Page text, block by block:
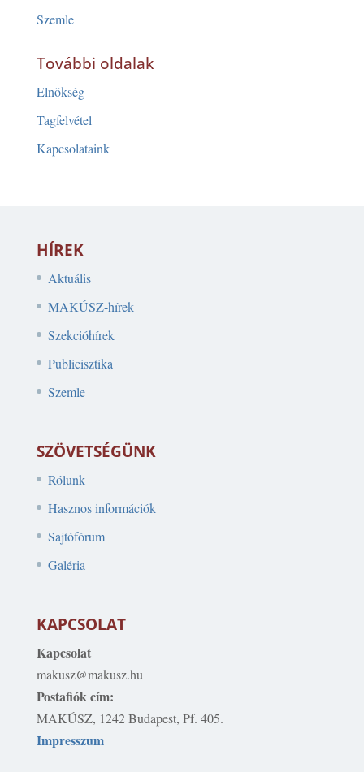
Szemle
További oldalak
Elnökség
Tagfelvétel
Kapcsolataink
HÍREK
Aktuális
MAKÚSZ-hírek
Szekcióhírek
Publicisztika
Szemle
SZÖVETSÉGÜNK
Rólunk
Hasznos információk
Sajtófórum
Galéria
KAPCSOLAT
Kapcsolat
makusz@makusz.hu
Postafiók cím:
MAKÚSZ, 1242 Budapest, Pf. 405.
Impresszum